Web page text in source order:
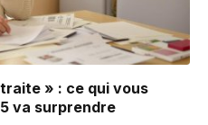
» : ce qui vous
va surprendre